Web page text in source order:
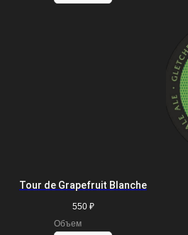
Tour de Grapefruit Blanche
550 ₽
Объем